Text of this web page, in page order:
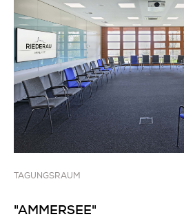
TAGUNGSRAUM
"AMMERSEE"